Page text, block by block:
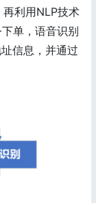
利用NLP技术
单，语音识别
信息，并通过